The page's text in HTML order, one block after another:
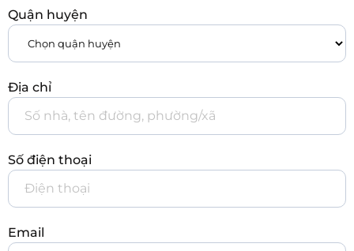
Quận huyện
Địa chỉ
Số điện thoại
Email